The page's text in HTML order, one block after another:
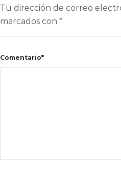
Tu dirección de correo
marcados con *
Comentario*